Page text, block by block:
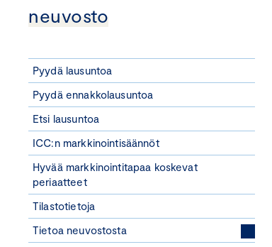
neuvosto
Pyydä lausuntoa
Pyydä ennakkolausuntoa
Etsi lausuntoa
ICC:n markkinointisäännöt
Hyvää markkinointitapaa koskevat
periaatteet
Tilastotietoja
Tietoa neuvostosta